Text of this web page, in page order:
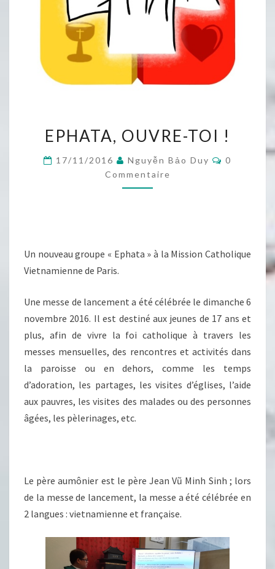
OUVRE-
!
EPHATA, OUVRE-TOI !
17/11/2016 Nguyễn Bảo Duy
0
Commentaire
Un nouveau groupe « Ephata » à la Mission Catholique
Vietnamienne de Paris.
Une messe de lancement a été célébrée le dimanche 6
novembre 2016. Il est destiné aux jeunes de 17 ans et
plus, afin de vivre la foi catholique à travers les
messes mensuelles, des rencontres et activités dans
la paroisse ou en dehors, comme les temps
d’adoration, les partages, les visites d’églises, l’aide
aux pauvres, les visites des malades ou des personnes
âgées, les pèlerinages, etc.
Le père aumônier est le père Jean Vũ Minh Sinh ; lors
de la messe de lancement, la messe a été célébrée en
2 langues : vietnamienne et française.